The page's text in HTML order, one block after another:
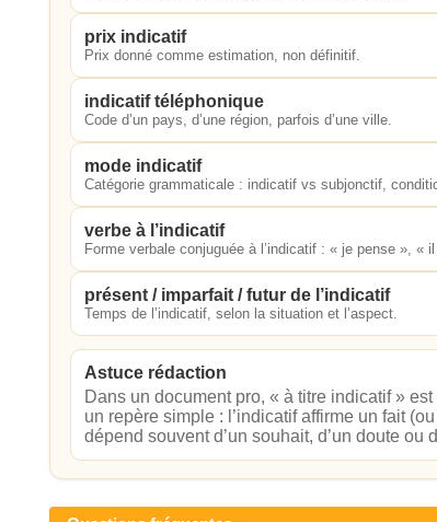
prix indicatif
Prix donné comme estimation, non définitif.
indicatif téléphonique
Code d’un pays, d’une région, parfois d’une ville.
mode indicatif
Catégorie grammaticale : indicatif vs subjonctif,
verbe à l’indicatif
Forme verbale conjuguée à l’indicatif : « je pense », «
présent / imparfait / futur de l’indicatif
Temps de l’indicatif, selon la situation et l’aspect.
Astuce rédaction
Dans un document pro, « à titre indicatif »
un repère simple : l’indicatif affirme un fait
dépend souvent d’un souhait, d’un doute ou